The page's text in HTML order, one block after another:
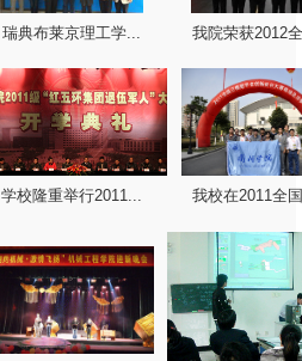
瑞典布莱京理工学... 我院荣获2012
学校隆重举行2011... 我校在2011全